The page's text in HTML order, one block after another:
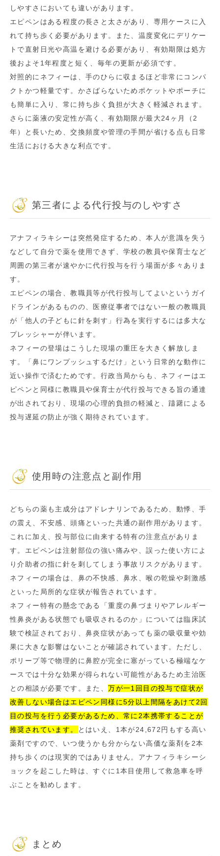
しやすさにおいても違いがあります。
エピペンはある程度の長さと太さがあり、専用ケースに入
れて持ち歩く必要があります。また、温度変化にデリケー
トで直射日光や高温を避ける必要があり、有効期限は処方
後およそ1年程度と短く、毎年の更新が必須です。
対照的にネフィーは、手のひらに収まるほど非常にコンパ
クトかつ軽量です。かさばらないためポケットやポーチに
も簡単に入り、常に持ち歩く負担が大きく軽減されます。
さらに薬液の安定性が高く、有効期限が最大24ヶ月（2
年）と長いため、交換頻度や管理の手間が省ける点も日常
生活における大きな利点です。
第三者による代行投与のしやすさ
アナフィラキシーは突然発症するため、本人が意識を失う
などして自分で薬を使用できず、学校の教員や保育士など
周囲の第三者が速やかに代行投与を行う場面が多々ありま
す。
エピペンの場合、教職員等が代行投与してよいというガイ
ドラインがあるものの、医療従事者ではない一般の教職員
が「他人の子どもに針を刺す」行為を実行するには多大な
プレッシャーが伴います。
ネフィーの登場はこうした現場の重圧を大きく解放しま
す。「鼻にワンプッシュするだけ」という日常的な動作に
近い操作で済むためです。行政当局からも、ネフィーはエ
ピペンと同様に教職員や保育士が代行投与できる旨の通達
が出されており、現場の心理的負担の軽減と、躊躇による
投与遅延の防止が強く期待されています。
使用時の注意点と副作用
どちらの薬も主成分はアドレナリンであるため、動悸、手
の震え、不安感、頭痛といった共通の副作用があります。
これに加え、投与部位に由来する特有の注意点がありま
す。エピペンは注射部位の強い痛みや、誤った使い方によ
り介助者の指に針を刺してしまう事故リスクがあります。
ネフィーの場合は、鼻の不快感、鼻水、喉の乾燥や刺激感
といった局所的な症状が報告されています。
ネフィー特有の懸念である「重度の鼻づまりやアレルギー
性鼻炎がある状態でも吸収されるのか」については臨床試
験で検証されており、鼻炎症状があっても薬の吸収量や効
果に大きな影響はないことが確認されています。ただし、
ポリープ等で物理的に鼻腔が完全に塞がっている極端なケ
ースでは十分な効果が得られない可能性があるため主治医
との相談が必要です。また、万が一1回目の投与で症状が
改善しない場合はエピペン同様に5分以上間隔をあけて2回
目の投与を行う必要があるため、常に2本携帯することが
推奨されています。
とはいえ、1本が24,672円もする高い
薬剤ですので、いつ使うかも分からない高価な薬剤を2本
持ち歩くのは現実的ではありません。アナフィラキシーシ
ョックを起こした時は、すぐに1本目使用して救急車を呼
ぶことを勧めします。
まとめ